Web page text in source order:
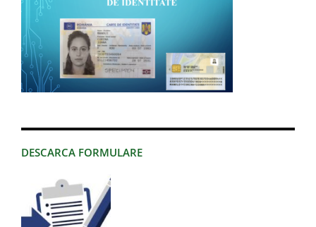
DESCARCA FORMULARE